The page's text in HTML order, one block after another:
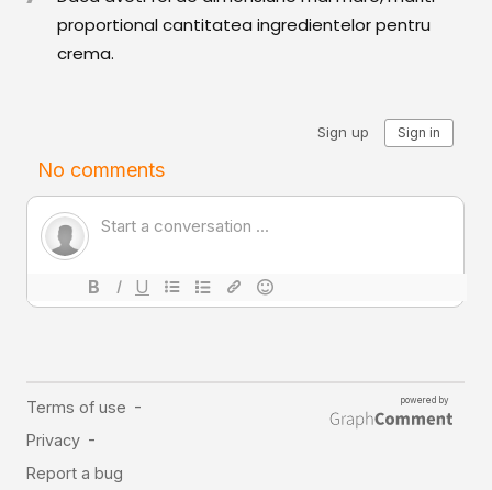
proportional cantitatea ingredientelor pentru
crema.